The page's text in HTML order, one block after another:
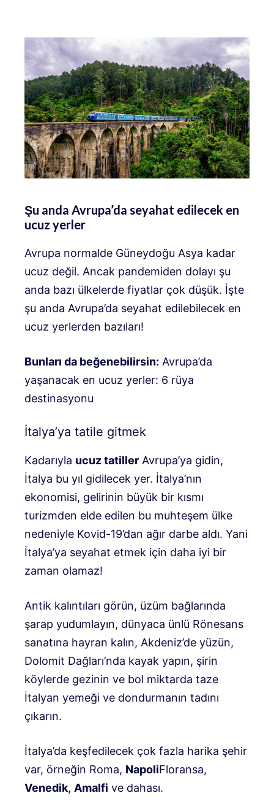
Şu anda Avrupa’da seyahat edilecek en
ucuz yerler
Avrupa normalde Güneydoğu Asya kadar
ucuz değil. Ancak pandemiden dolayı şu
anda bazı ülkelerde fiyatlar çok düşük. İşte
şu anda Avrupa’da seyahat edilebilecek en
ucuz yerlerden bazıları!
Bunları da beğenebilirsin: Avrupa’da
yaşanacak en ucuz yerler: 6 rüya
destinasyonu
İtalya’ya tatile gitmek
Kadarıyla ucuz tatiller Avrupa’ya gidin,
İtalya bu yıl gidilecek yer. İtalya’nın
ekonomisi, gelirinin büyük bir kısmı
turizmden elde edilen bu muhteşem ülke
nedeniyle Kovid-19’dan ağır darbe aldı. Yani
İtalya’ya seyahat etmek için daha iyi bir
zaman olamaz!
Antik kalıntıları görün, üzüm bağlarında
şarap yudumlayın, dünyaca ünlü Rönesans
sanatına hayran kalın, Akdeniz’de yüzün,
Dolomit Dağları’nda kayak yapın, şirin
köylerde gezinin ve bol miktarda taze
İtalyan yemeği ve dondurmanın tadını
çıkarın.
İtalya’da keşfedilecek çok fazla harika şehir
var, örneğin Roma, NapoliFloransa,
Venedik, Amalfi ve dahası.